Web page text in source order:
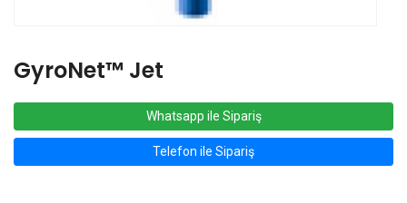
GyroNet™ Jet
Whatsapp ile Sipariş
Telefon ile Sipariş